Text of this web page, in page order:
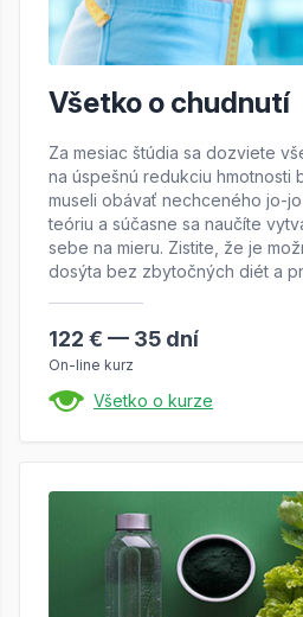
Všetko o chudnutí
Za mesiac štúdia sa dozviete
na úspešnú redukciu hmotnosti
museli obávať nechceného jo-
teóriu a súčasne sa naučíte
sebe na mieru. Zistite, že je
dosýta bez zbytočných diét a
122 € — 35 dní
On-line kurz
Všetko o kurze